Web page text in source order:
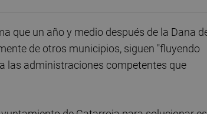
que un año y medio después de la Dana
de otros municipios, siguen "fluyendo
las administraciones competentes que